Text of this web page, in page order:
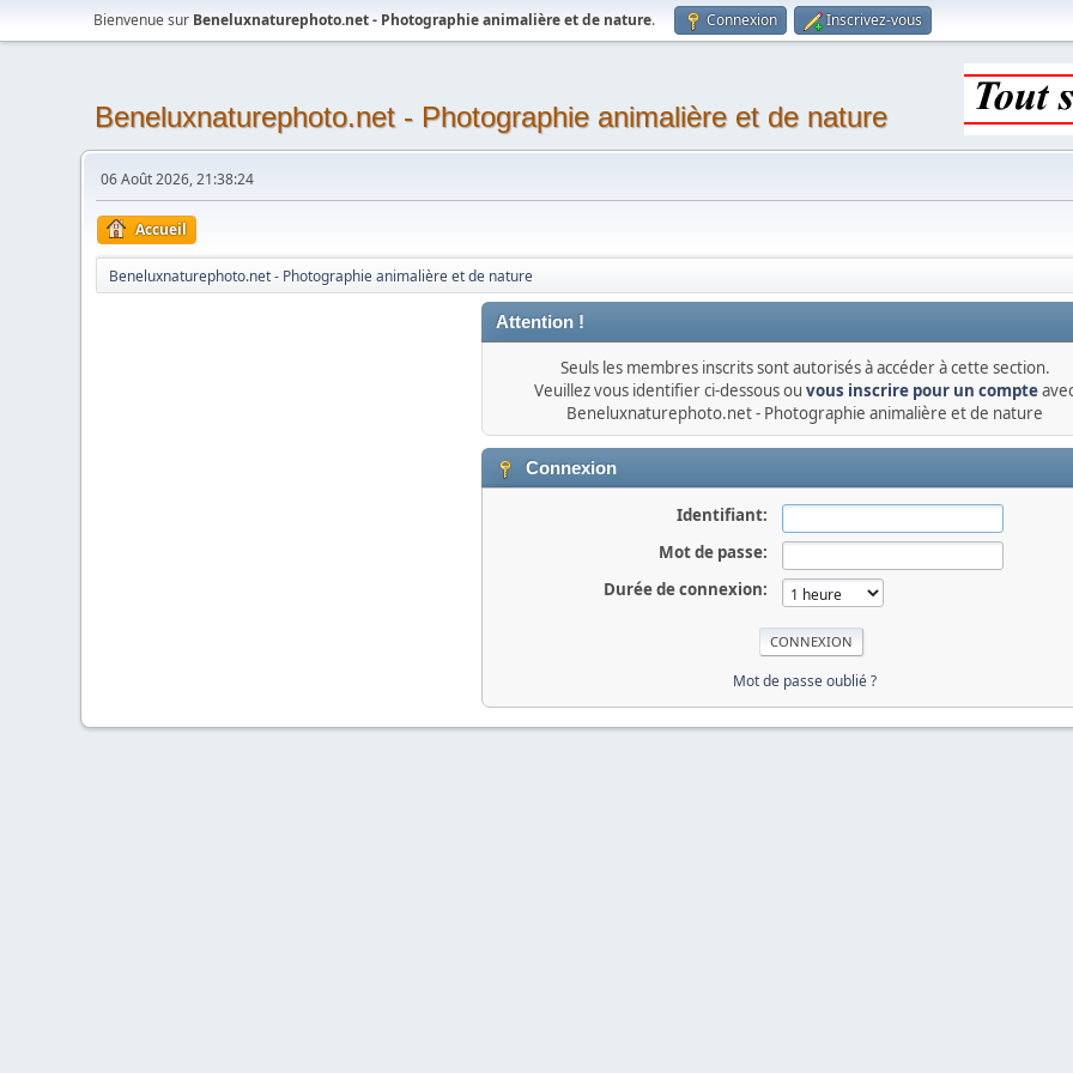
Bienvenue sur Beneluxnaturephoto.net - Photographie animalière et de nature. Connexion Inscrivez-vous
Beneluxnaturephoto.net - Photographie animalière et de nature
06 Août 2026, 21:38:24
Accueil
Beneluxnaturephoto.net - Photographie animalière et de nature
Attention !
Seuls les membres inscrits sont autorisés à accéder à cette section.
Veuillez vous identifier ci-dessous ou vous inscrire pour un compte
Beneluxnaturephoto.net - Photographie animalière et de nature
Connexion
Identifiant:
Mot de passe:
Durée de connexion:
Mot de passe oublié ?